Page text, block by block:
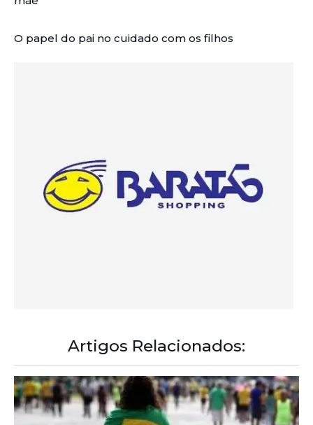
O papel do pai no cuidado com os filhos
Artigos Relacionados:
A Democracia Contemporânea